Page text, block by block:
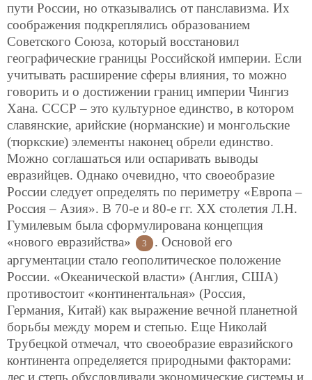
пути России, но отказывались от панславизма. Их
соображения подкреплялись образованием
Советского Союза, который восстановил
географические границы Российской империи. Если
учитывать расширение сферы влияния, то можно
говорить и о достижении границ империи Чингиз
Хана. СССР – это культурное единство, в котором
славянские, арийские (норманские) и монгольские
(тюркские) элементы наконец обрели единство.
Можно соглашаться или оспаривать выводы
евразийцев. Однако очевидно, что своеобразие
России следует определять по периметру «Европа –
Россия – Азия». В 70-е и 80-е гг. ХХ столетия Л.Н.
Гумилевым была сформулирована концепция
«нового евразийства»
3
. Основой его
аргументации стало геополитическое положение
России. «Океанической власти» (Англия, США)
противостоит «континентальная» (Россия,
Германия, Китай) как выражение вечной планетной
борьбы между морем и степью. Еще Николай
Трубецкой отмечал, что своеобразие евразийского
континента определяется природными факторами:
лес и степь обусловливали экономические системы и